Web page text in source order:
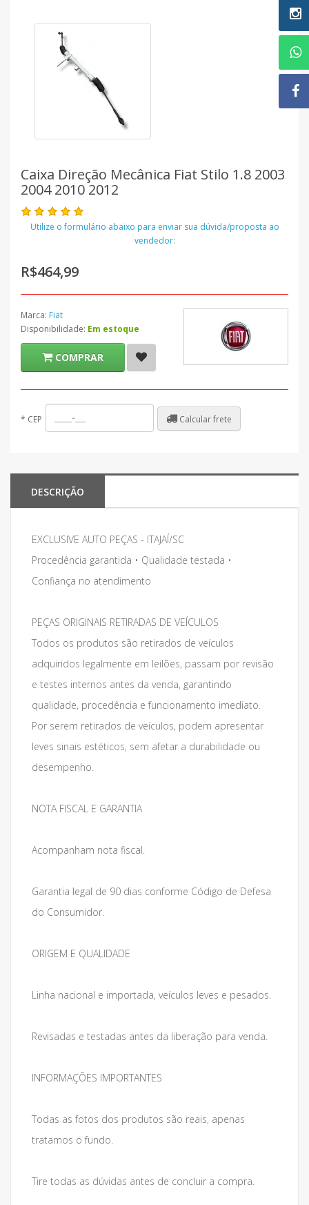
Caixa Direção Mecânica Fiat Stilo 1.8 2003
2004 2010 2012
Utilize o formulário abaixo para enviar sua dúvida/proposta ao
vendedor:
R$464,99
Marca: Fiat
Disponibilidade: Em estoque
COMPRAR
* CEP Calcular frete
DESCRIÇÃO
EXCLUSIVE AUTO PEÇAS - ITAJAÍ/SC
Procedência garantida • Qualidade testada •
Confiança no atendimento
PEÇAS ORIGINAIS RETIRADAS DE VEÍCULOS
Todos os produtos são retirados de veículos
adquiridos legalmente em leilões, passam por revisão
e testes internos antes da venda, garantindo
qualidade, procedência e funcionamento imediato.
Por serem retirados de veículos, podem apresentar
leves sinais estéticos, sem afetar a durabilidade ou
desempenho.
NOTA FISCAL E GARANTIA
Acompanham nota fiscal.
Garantia legal de 90 dias conforme Código de Defesa
do Consumidor.
ORIGEM E QUALIDADE
Linha nacional e importada, veículos leves e pesados.
Revisadas e testadas antes da liberação para venda.
INFORMAÇÕES IMPORTANTES
Todas as fotos dos produtos são reais, apenas
tratamos o fundo.
Tire todas as dúvidas antes de concluir a compra.